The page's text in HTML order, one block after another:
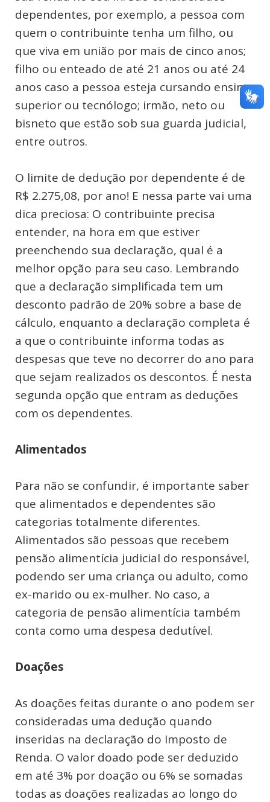
dependentes, por exemplo, a pessoa com
quem o contribuinte tenha um filho, ou
que viva em união por mais de cinco anos;
filho ou enteado de até 21 anos ou até 24
anos caso a pessoa esteja cursando ensino
superior ou tecnólogo; irmão, neto ou
bisneto que estão sob sua guarda judicial,
entre outros.
O limite de dedução por dependente é de
R$ 2.275,08, por ano! E nessa parte vai uma
dica preciosa: O contribuinte precisa
entender, na hora em que estiver
preenchendo sua declaração, qual é a
melhor opção para seu caso. Lembrando
que a declaração simplificada tem um
desconto padrão de 20% sobre a base de
cálculo, enquanto a declaração completa é
a que o contribuinte informa todas as
despesas que teve no decorrer do ano para
que sejam realizados os descontos. É nesta
segunda opção que entram as deduções
com os dependentes.
Alimentados
Para não se confundir, é importante saber
que alimentados e dependentes são
categorias totalmente diferentes.
Alimentados são pessoas que recebem
pensão alimentícia judicial do responsável,
podendo ser uma criança ou adulto, como
ex-marido ou ex-mulher. No caso, a
categoria de pensão alimentícia também
conta como uma despesa dedutível.
Doações
As doações feitas durante o ano podem ser
consideradas uma dedução quando
inseridas na declaração do Imposto de
Renda. O valor doado pode ser deduzido
em até 3% por doação ou 6% se somadas
todas as doações realizadas ao longo do